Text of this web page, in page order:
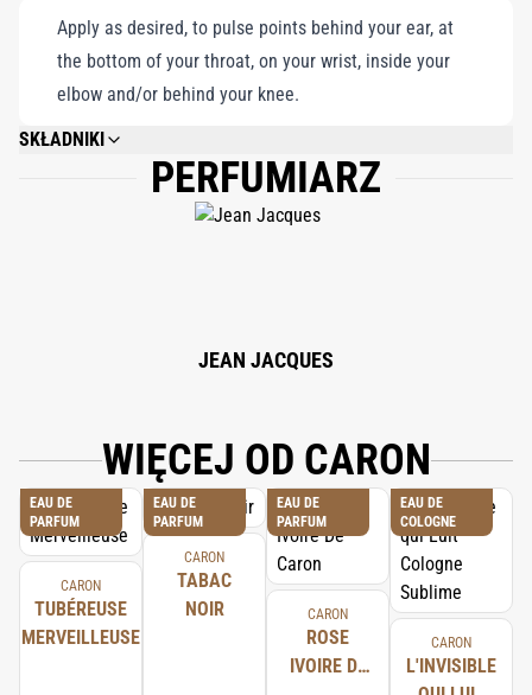
Apply as desired, to pulse points behind your ear, at
the bottom of your throat, on your wrist, inside your
elbow and/or behind your knee.
SKŁADNIKI
ALCOHOL DENAT., FRAGRANCE/PARFUM, WATER/AQUA, DIPROPYLENE
GLYCOL, LIMONENE, BUTYL METHOXYDIBENZOYLMETHANE,
ETHYLHEXYL METHOXYCINNAMATE, ETHYLHEXYL SALICYLATE, BHT,
PERFUMIARZ
JEAN JACQUES
WIĘCEJ OD CARON
EAU DE
PARFUM
CARON
TUBÉREUSE
MERVEILLEUSE
EAU DE
PARFUM
CARON
TABAC
NOIR
EAU DE
PARFUM
CARON
ROSE
IVOIRE DE
EAU DE
COLOGNE
CARON
L'INVISIBLE